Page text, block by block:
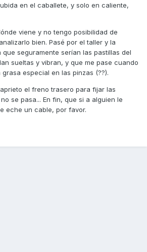
en el caballete, y solo en caliente,
viene y no tengo posibilidad de
bien. Pasé por el taller y la
seguramente serían las pastillas del
sueltas y vibran, y que me pase cuando
especial en las pinzas (??).
el freno trasero para fijar las
se pasa... En fin, que si a alguien le
eche un cable, por favor.